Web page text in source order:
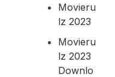
Movieru
Lz 2023
Movieru
Lz 2023
Downlo